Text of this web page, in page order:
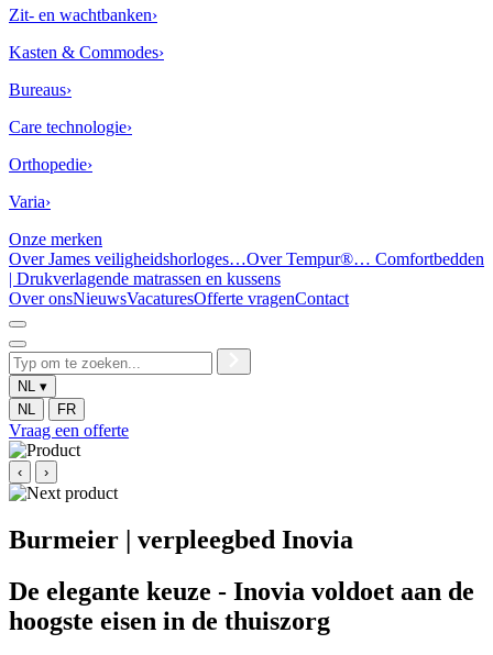
Zit- en wachtbanken›
Kasten & Commodes›
Bureaus›
Care technologie›
Orthopedie›
Varia›
Onze merken
Over James veiligheidshorloges…Over Tempur®… Comfortbedden
| Drukverlagende matrassen en kussens
Over onsNieuwsVacaturesOfferte vragenContact
NL ▾
NL
FR
Vraag een offerte
‹ ›
Burmeier | verpleegbed Inovia
De elegante keuze - Inovia voldoet aan de
hoogste eisen in de thuiszorg